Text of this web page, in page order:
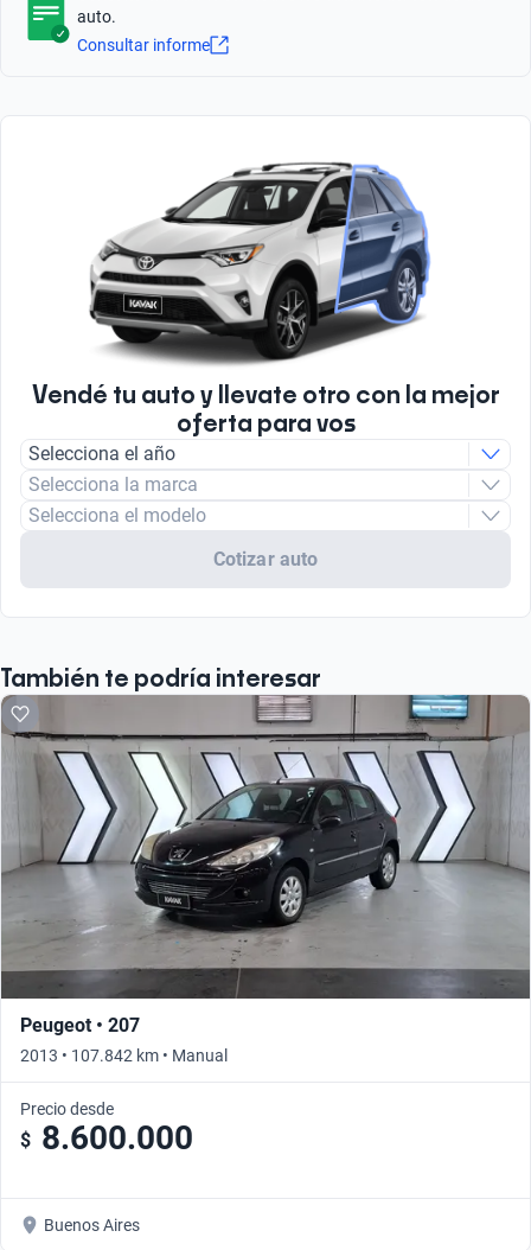
75
Número de Velocidades
Tipo de Combustible
Combustión
Tipo de motor
Halogeno
Tipo de bulbo luz baja
Tipo de Rin
Bolsas de Aire Frontales
2
FM/AM
auto.
Consultar informe
Vendé tu auto y llevate otro con la mejor
oferta para vos
Selecciona el año
Selecciona la marca
Selecciona el modelo
Cotizar auto
También te podría interesar
Peugeot • 207
2013 • 107.842 km • Manual
Precio desde
$ 8.600.000
Buenos Aires